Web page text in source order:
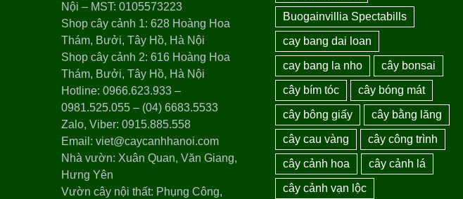
Nội – MST: 0105573223
Shop cây cảnh 1: 628 Hoàng Hoa
Thám, Bưởi, Tây Hồ, Hà Nội
Shop cây cảnh 2: 616 Hoàng Hoa
Thám, Bưởi, Tây Hồ, Hà Nội
Hotline: 0966.623.933 –
0981.525.055 – (04) 6683.5533
Zalo, Viber: 0915.885.558
Email: viet@caycanhhanoi.com
Nhà vườn: Xuân Quan, Văn Giang,
Hưng Yên
Vườn cây nội thất: Phụng Công,
Buogainvillia Spectabills
cay bang dai loan
cay bang la nho cây bonsai
cây bím tóc cây bóng mát
cây bông giấy cây bằng lăng
cây cau vàng cây công trình
cây cảnh hoa cây cảnh lá
cây cảnh vạn lộc